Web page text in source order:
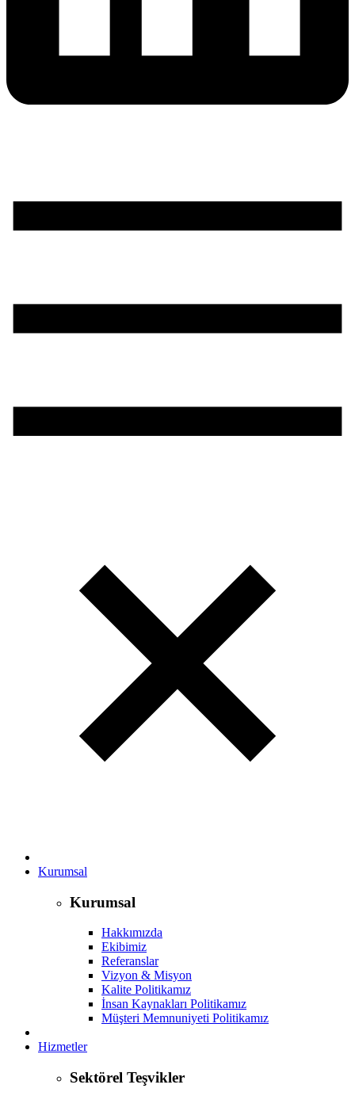
Kurumsal
Kurumsal
Hakkımızda
Ekibimiz
Referanslar
Vizyon & Misyon
Kalite Politikamız
İnsan Kaynakları Politikamız
Müşteri Memnuniyeti Politikamız
Hizmetler
Sektörel Teşvikler